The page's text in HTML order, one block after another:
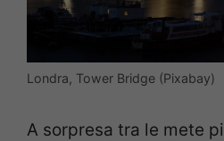
Londra, Tower Bridge (Pixabay)
A sorpresa tra le mete